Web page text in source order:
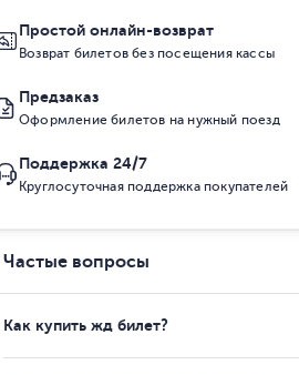
Простой онлайн-возврат
Возврат билетов без посещения кассы
Предзаказ
Оформление билетов на нужный поезд
Поддержка 24/7
Круглосуточная поддержка покупателей
Частые вопросы
Как купить жд билет?